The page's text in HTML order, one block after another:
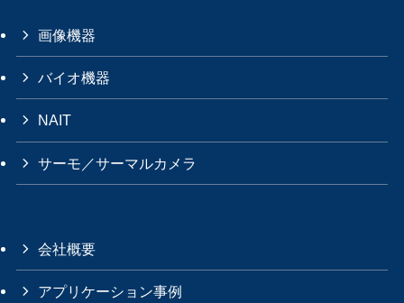
画像機器
バイオ機器
NAIT
サーモ／サーマルカメラ
会社概要
アプリケーション事例